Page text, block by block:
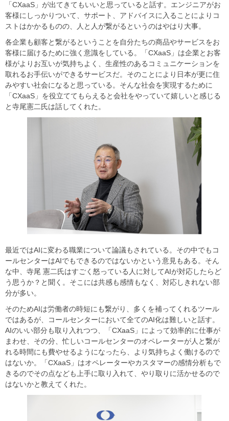
「CXaaS」が出てきてもいいと思っていると話す。エンジニアがお
客様にしっかりついて、サポート、アドバイスに入ることによりコ
ストはかかるものの、人と人が繋がるというのはやはり大事。
各企業も顧客と繋がるということを自分たちの商品やサービスをお
客様に届けるために強く意識をしている。「CXaaS」は企業とお客
様がよりお互いが気持ちよく、生産性のあるコミュニケーションを
取れるお手伝いができるサービスだ。そのことにより日本が更に住
みやすい社会になると思っている。そんな社会を実現するために
「CXaaS」を役立ててもらえると会社をやっていて嬉しいと感じる
と寺尾憲二氏は話してくれた。
最近ではAIに変わる職業について論議もされている。その中でもコ
ールセンターはAIでもできるのではないかという意見もある。そん
な中、寺尾 憲二氏はすごく怒っている人に対してAIが対応したらど
う思うか？と聞く。そこには共感も感情もなく、対応しきれない部
分が多い。
そのためAIは労働者の時短にも繋がり、多くを補ってくれるツール
ではあるが、コールセンターにおいて全てのAI化は難しいと話す。
AIのいい部分も取り入れつつ、「CXaaS」によって効率的に仕事が
まわせ、その分、忙しいコールセンターのオペレーターが人と繋が
れる時間にも費やせるようになったら、より気持ちよく働けるので
はないか。「CXaaS」はオペレーターやカスタマーの感情分析もで
きるのでその点なども上手に取り入れて、やり取りに活かせるので
はないかと教えてくれた。